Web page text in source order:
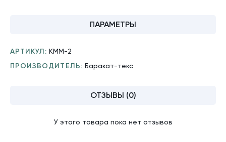
ПАРАМЕТРЫ
АРТИКУЛ: КММ-2
ПРОИЗВОДИТЕЛЬ: Баракат-текс
ОТЗЫВЫ (0)
У этого товара пока нет отзывов